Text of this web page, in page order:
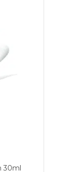
30ml